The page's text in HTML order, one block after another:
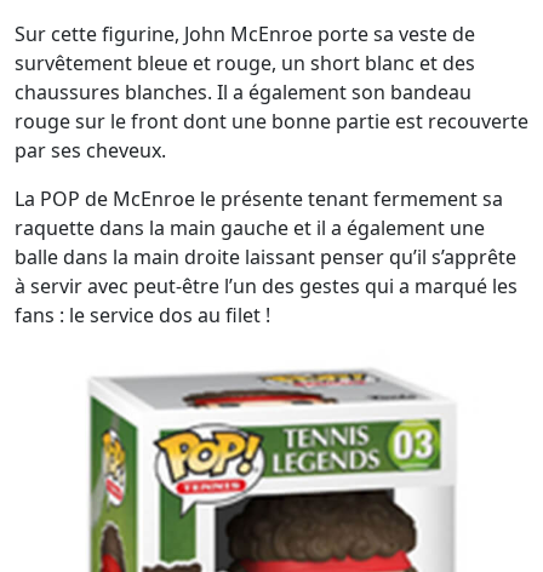
Sur cette figurine, John McEnroe porte sa veste de
survêtement bleue et rouge, un short blanc et des
chaussures blanches. Il a également son bandeau
rouge sur le front dont une bonne partie est recouverte
par ses cheveux.
La POP de McEnroe le présente tenant fermement sa
raquette dans la main gauche et il a également une
balle dans la main droite laissant penser qu’il s’apprête
à servir avec peut-être l’un des gestes qui a marqué les
fans : le service dos au filet !